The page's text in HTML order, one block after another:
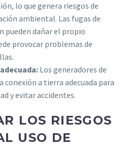
lo que genera riesgos de
ambiental. Las fugas de
dañar el propio
provocar problemas de
Los generadores de
conexión a tierra adecuada para
y evitar accidentes.
LOS RIESGOS
USO DE